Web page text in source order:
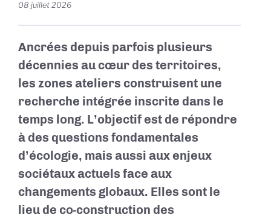
08 juillet 2026
Ancrées depuis parfois plusieurs
décennies au cœur des territoires,
les zones ateliers construisent une
recherche intégrée inscrite dans le
temps long. L’objectif est de répondre
à des questions fondamentales
d’écologie, mais aussi aux enjeux
sociétaux actuels face aux
changements globaux. Elles sont le
lieu de co-construction des